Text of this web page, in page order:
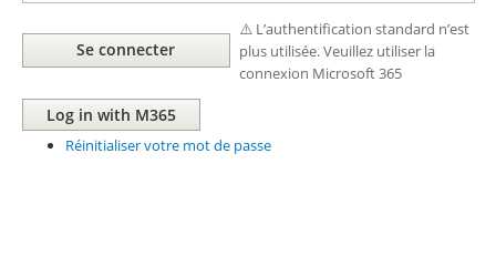
⚠️ L’authentification standard n’est
plus utilisée. Veuillez utiliser la
connexion Microsoft 365
Réinitialiser votre mot de passe